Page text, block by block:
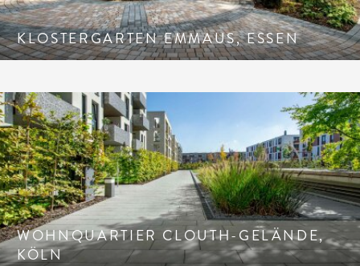
KLOSTERGARTEN EMMAUS, ESSEN
WOHNQUARTIER CLOUTH-GELÄNDE,
KÖLN